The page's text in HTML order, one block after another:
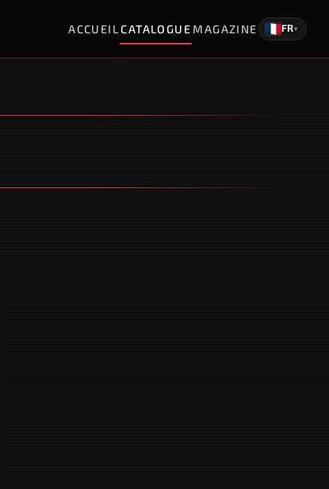
ACCUEILCATALOGUE MAGAZINE FR▾